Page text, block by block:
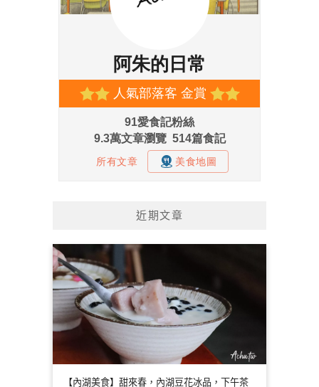
近期文章
【內湖美食】甜來春，內湖豆花冰品，下午茶